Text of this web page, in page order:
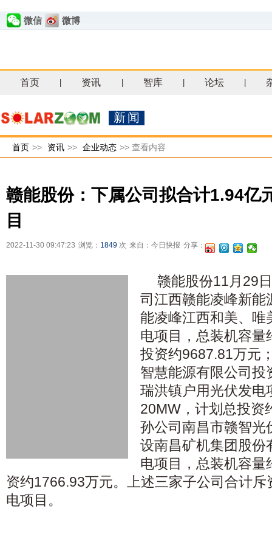
微信 微博
首页 资讯 智库 论坛
新闻
首页 >> 资讯 >> 企业动态 >> 查看内容
赣能股份：下属公司拟合计1.94亿
目
2022-11-30 09:47:23 浏览： 1849 次 来自：今日快报 分享：
赣能股份11月29
司江西赣能凌峰新能
能凌峰江西和美、唯
电项目，总装机容
投资约9687.81万元
智慧能源有限公司投
瑞洪镇户用光伏发电
20MW，计划总投资
孙公司南昌市赣智光
设南昌矿机集团股份
电项目，总装机容
资约1766.93万元。上述三家子公司合计
电项目。